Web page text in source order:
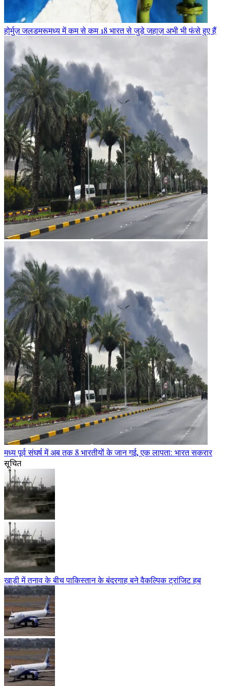
होर्मुज़ जलडमरूमध्य में कम से कम 18 भारत से जुड़े जहाज़ अभी भी फंसे हुए हैं
मध्य पूर्व संघर्ष में अब तक 8 भारतीयों के जान गई, एक लापता: भारत सकरार
सूचित
खाड़ी में तनाव के बीच पाकिस्तान के बंदरगाह बने वैकल्पिक ट्रांजिट हब